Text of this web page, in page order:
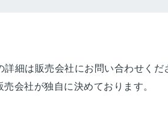
細は販売会社にお問い合わせくだ
売会社が独自に決めております。